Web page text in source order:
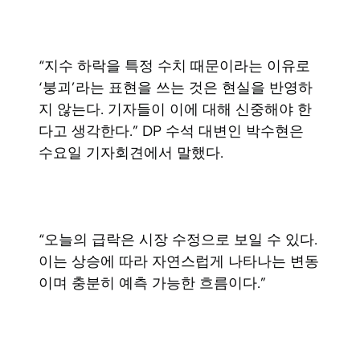
“지수 하락을 특정 수치 때문이라는 이유로
‘붕괴’라는 표현을 쓰는 것은 현실을 반영하
지 않는다. 기자들이 이에 대해 신중해야 한
다고 생각한다.” DP 수석 대변인 박수현은
수요일 기자회견에서 말했다.
“오늘의 급락은 시장 수정으로 보일 수 있다.
이는 상승에 따라 자연스럽게 나타나는 변동
이며 충분히 예측 가능한 흐름이다.”